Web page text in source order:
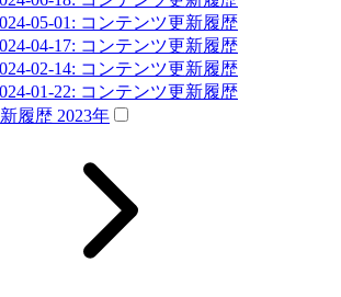
05-01: コンテンツ更新履歴
04-17: コンテンツ更新履歴
02-14: コンテンツ更新履歴
01-22: コンテンツ更新履歴
履歴 2023年